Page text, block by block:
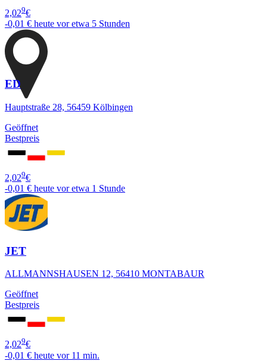
2,029€
-0,01 € heute vor etwa 5 Stunden
ED
Hauptstraße 28, 56459 Kölbingen
Geöffnet
Bestpreis
2,029€
-0,01 € heute vor etwa 1 Stunde
JET
ALLMANNSHAUSEN 12, 56410 MONTABAUR
Geöffnet
Bestpreis
2,029€
-0,01 € heute vor 11 min.